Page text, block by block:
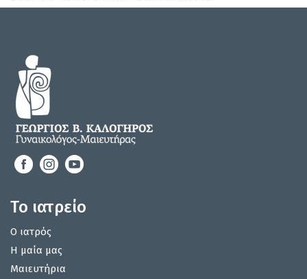
Το ιατρείο
Ο ιατρός
Η μαία μας
Μαιευτήρια